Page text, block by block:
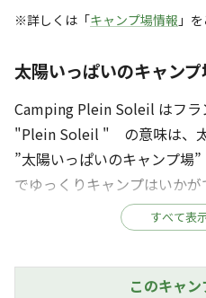
※詳しくは「キャンプ場情報 」
太陽いっぱいのキャン
Camping Plein Soleil はフラ
"Plein Soleil " の意味は、太
”太陽いっぱいのキャンプ場”
でゆっくりキャンプはいかが
奈良県の室生寺から３ｋｍ
夏前には蛍が舞う綺麗な川が
すべて表
このキャ